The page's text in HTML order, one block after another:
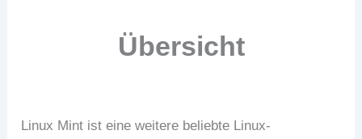
Übersicht
Linux Mint ist eine weitere beliebte Linux-